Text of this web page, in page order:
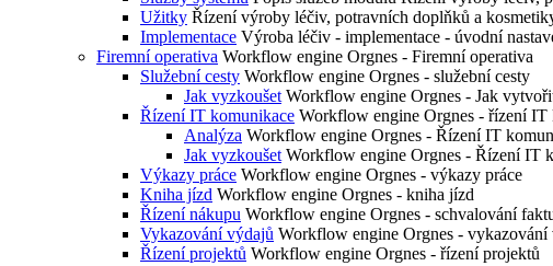
Užitky Řízení výroby léčiv, potravních doplňků a
Implementace Výroba léčiv - implementace - úvodní
Firemní operativa Workflow engine Orgnes - Firemní operativa
Služební cesty Workflow engine Orgnes - služební cesty
Jak vyzkoušet Workflow engine Orgnes - Jak
Řízení IT komunikace Workflow engine Orgnes - řízení IT
Analýza Workflow engine Orgnes - Řízení IT
Jak vyzkoušet Workflow engine Orgnes - Řízení IT
Výkazy práce Workflow engine Orgnes - výkazy práce
Kniha jízd Workflow engine Orgnes - kniha jízd
Řízení nákupu Workflow engine Orgnes - schvalování
Vykazování výdajů Workflow engine Orgnes - vykazování
Řízení projektů Workflow engine Orgnes - řízení projektů